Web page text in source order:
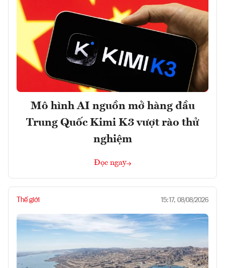
Mô hình AI nguồn mở hàng đầu
Trung Quốc Kimi K3 vượt rào thử
nghiệm
Đọc ngay
Thế giới 15:17, 08/08/2026